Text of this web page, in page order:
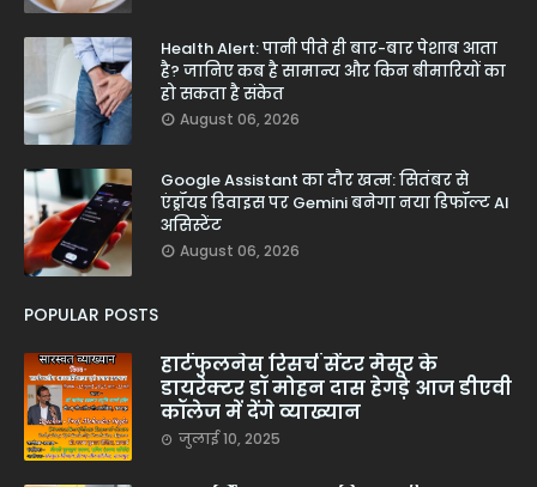
Health Alert: पानी पीते ही बार-बार पेशाब आता
है? जानिए कब है सामान्य और किन बीमारियों का
हो सकता है संकेत
August 06, 2026
Google Assistant का दौर खत्म: सितंबर से
एंड्रॉयड डिवाइस पर Gemini बनेगा नया डिफॉल्ट AI
असिस्टेंट
August 06, 2026
POPULAR POSTS
हार्टफुलनेस रिसर्च सेंटर मैसूर के
डायरेक्टर डॉ मोहन दास हेगड़े आज डीएवी
कॉलेज में देंगे व्याख्यान
जुलाई 10, 2025